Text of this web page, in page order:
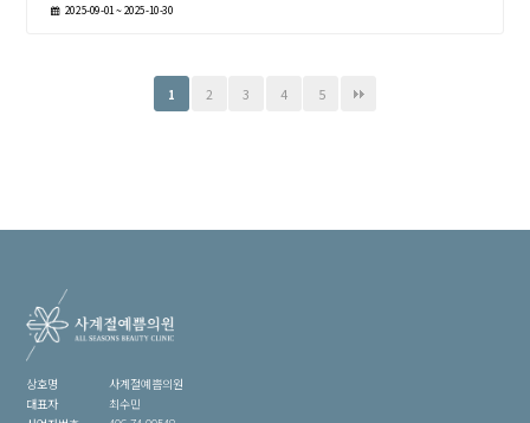
2025-09-01 ~ 2025-10-30
1 2 3 4 5
상호명
사계절예쁨의원
대표자
최수민